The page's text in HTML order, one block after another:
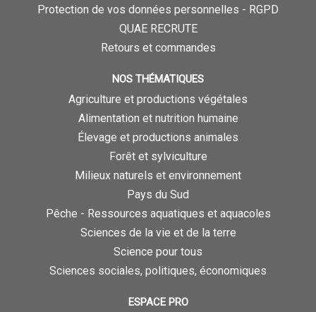
Protection de vos données personnelles - RGPD
QUAE RECRUTE
Retours et commandes
NOS THÉMATIQUES
Agriculture et productions végétales
Alimentation et nutrition humaine
Élevage et productions animales
Forêt et sylviculture
Milieux naturels et environnement
Pays du Sud
Pêche - Ressources aquatiques et aquacoles
Sciences de la vie et de la terre
Science pour tous
Sciences sociales, politiques, économiques
ESPACE PRO